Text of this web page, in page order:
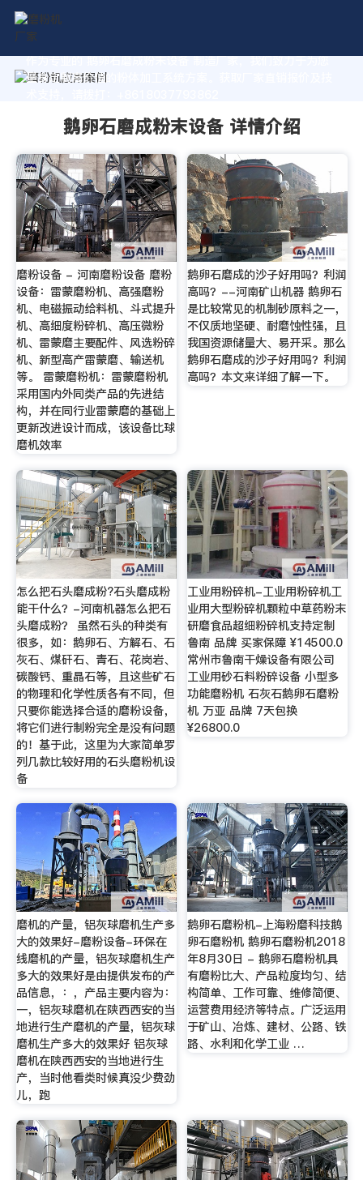
作为专业的 鹅卵石磨成粉末设备 制造厂家，我们致力于为您
量身定制高价值的粉体加工系统方案。获取厂家直销报价及技
鹅卵石磨成粉末设备 详情介绍
磨粉设备 - 河南磨粉设备 磨粉
设备：雷蒙磨粉机、高强磨粉
机、电磁振动给料机、斗式提升
机、高细度粉碎机、高压微粉
机、雷蒙磨主要配件、风选粉碎
机、新型高产雷蒙磨、输送机
等。 雷蒙磨粉机：雷蒙磨粉机
采用国内外同类产品的先进结
构，并在同行业雷蒙磨的基础上
更新改进设计而成，该设备比球
磨机效率
鹅卵石磨成的沙子好用吗？利润
高吗？--河南矿山机器 鹅卵石
是比较常见的机制砂原料之一，
不仅质地坚硬、耐磨蚀性强，且
我国资源储量大、易开采。那么
鹅卵石磨成的沙子好用吗？利润
高吗？本文来详细了解一下。
怎么把石头磨成粉?石头磨成粉
能干什么？-河南机器怎么把石
头磨成粉？ 虽然石头的种类有
很多，如：鹅卵石、方解石、石
灰石、煤矸石、青石、花岗岩、
碳酸钙、重晶石等，且这些矿石
的物理和化学性质各有不同，但
只要你能选择合适的磨粉设备，
将它们进行制粉完全是没有问题
的！基于此，这里为大家简单罗
列几款比较好用的石头磨粉机设
备
工业用粉碎机-工业用粉碎机工
业用大型粉碎机颗粒中草药粉末
研磨食品超细粉碎机支持定制
鲁南 品牌 买家保障 ¥14500.0
常州市鲁南干燥设备有限公司
工业用砂石料粉碎设备 小型多
功能磨粉机 石灰石鹅卵石磨粉
机 万亚 品牌 7天包换
¥26800.0
磨机的产量，铝灰球磨机生产多
大的效果好-磨粉设备-环保在
线磨机的产量，铝灰球磨机生产
多大的效果好是由提供发布的产
品信息，：，产品主要内容为：
一，铝灰球磨机在陕西西安的当
地进行生产磨机的产量，铝灰球
磨机生产多大的效果好 铝灰球
磨机在陕西西安的当地进行生
产，当时他看类时候真没少费劲
儿，跑
鹅卵石磨粉机-上海粉磨科技鹅
卵石磨粉机 鹅卵石磨粉机2018
年8月30日 - 鹅卵石磨粉机具
有磨粉比大、产品粒度均匀、结
构简单、工作可靠、维修简便、
运营费用经济等特点。广泛运用
于矿山、冶炼、建材、公路、铁
路、水利和化学工业 …